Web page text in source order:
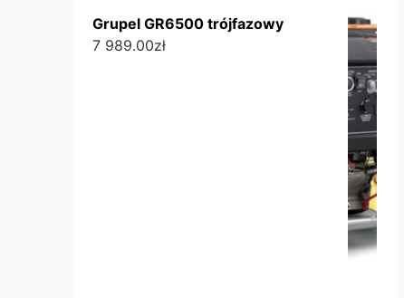
Grupel GR6500 trójfazowy
7 989.00zł